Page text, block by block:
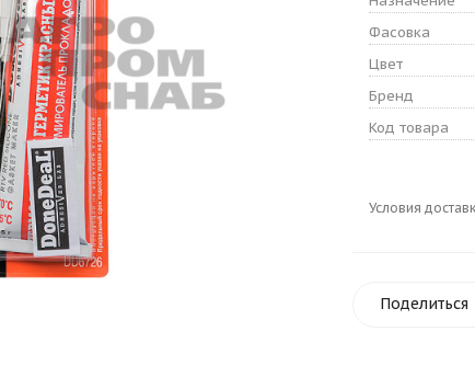
Фасовка
Цвет
Бренд
Код товара
Условия
Поделиться